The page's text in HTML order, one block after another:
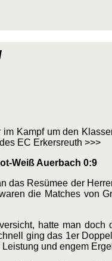
Kampf um den
EC Erkersreuth >>>
Weiß Auerbach 0:9
das Resümee der
die Matches von
hatte man
ging das 1er
und engem